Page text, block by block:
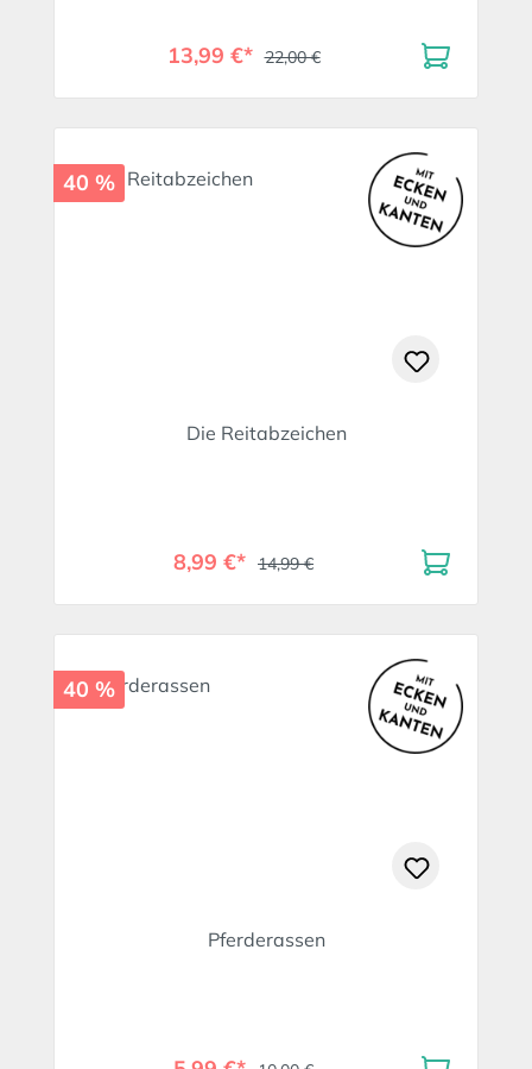
13,99 €* 22,00 €
40 %
Die Reitabzeichen
8,99 €* 14,99 €
40 %
Pferderassen